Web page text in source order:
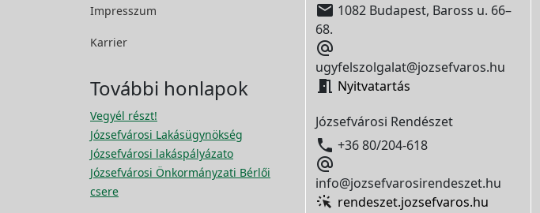
Impresszum
Karrier
További honlapok
Vegyél részt!
Józsefvárosi Lakásügynökség
Józsefvárosi lakáspályázato
Józsefvárosi Önkormányzati Bérlői
csere
 1082 Budapest, Baross u. 66–
68.

ugyfelszolgalat@jozsefvaros.hu
 Nyitvatartás
Józsefvárosi Rendészet
 +36 80/204-618

info@jozsefvarosirendeszet.hu
rendeszet.jozsefvaros.hu